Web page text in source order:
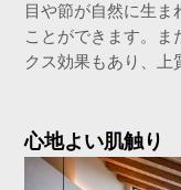
目や節が自然に生
ことができます。ま
クス効果もあり、上
心地よい肌触り